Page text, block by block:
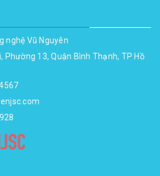
nghệ Vũ Nguyên
Phường 13, Quận Bình Thạnh, TP Hồ